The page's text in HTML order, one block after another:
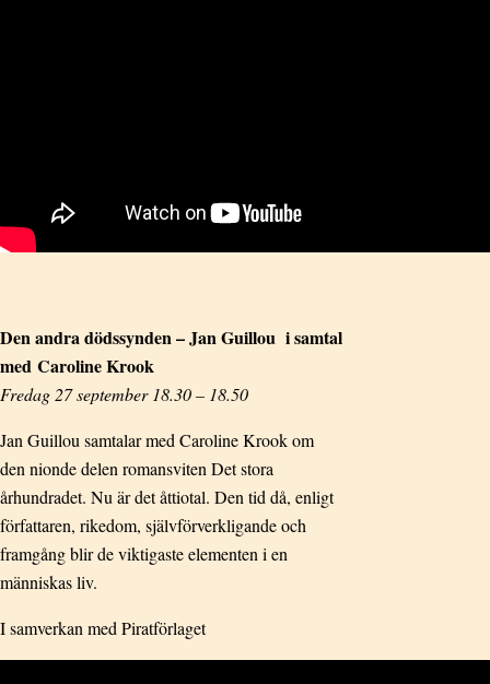
Den andra dödssynden – Jan Guillou i samtal
med Caroline Krook
Fredag 27 september 18.30 – 18.50
Jan Guillou samtalar med Caroline Krook om
den nionde delen romansviten Det stora
århundradet. Nu är det åttiotal. Den tid då, enligt
författaren, rikedom, självförverkligande och
framgång blir de viktigaste elementen i en
människas liv.
I samverkan med Piratförlaget